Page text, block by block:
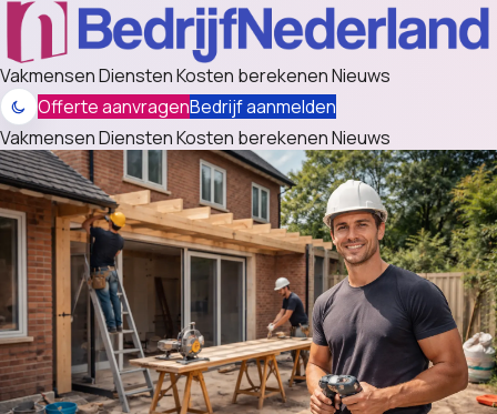
VakmensenDienstenKosten berekenenNieuws
Offerte aanvragenBedrijf aanmelden
VakmensenDienstenKosten berekenenNieuws